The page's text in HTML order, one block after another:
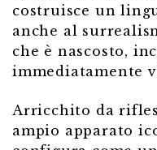
costruisce un
anche al
che è nascosto,
immediatamente
Arricchito da
ampio apparato